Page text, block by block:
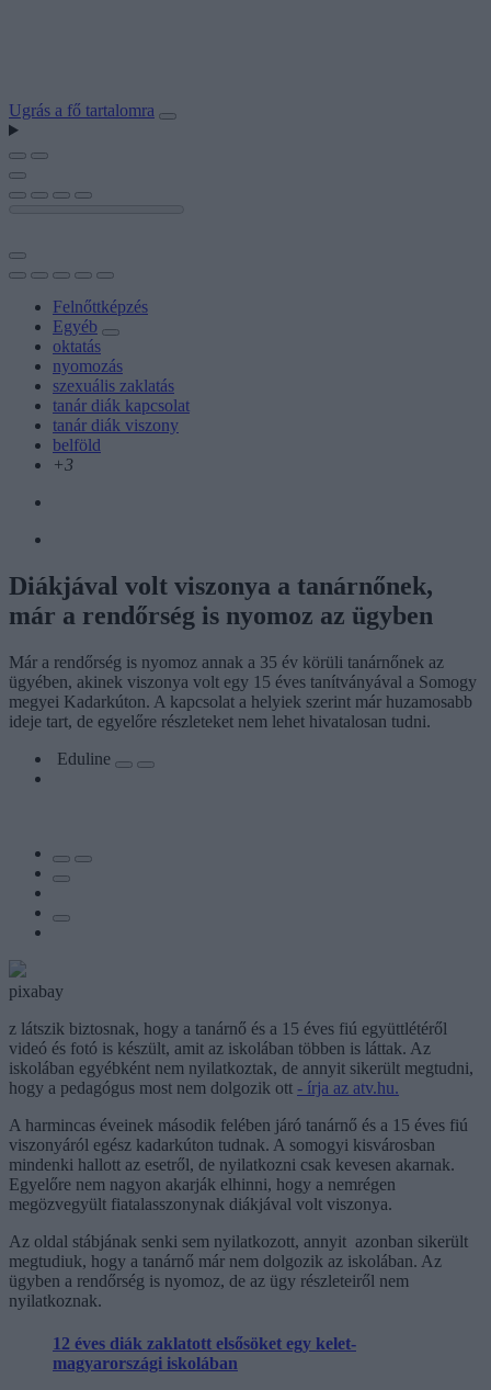
Ugrás a fő tartalomra
Felnőttképzés
Egyéb
oktatás
nyomozás
szexuális zaklatás
tanár diák kapcsolat
tanár diák viszony
belföld
+3
Diákjával volt viszonya a tanárnőnek,
már a rendőrség is nyomoz az ügyben
Már a rendőrség is nyomoz annak a 35 év körüli tanárnőnek az
ügyében, akinek viszonya volt egy 15 éves tanítványával a Somogy
megyei Kadarkúton. A kapcsolat a helyiek szerint már huzamosabb
ideje tart, de egyelőre részleteket nem lehet hivatalosan tudni.
Eduline
pixabay
z látszik biztosnak, hogy a tanárnő és a 15 éves fiú együttlétéről
videó és fotó is készült, amit az iskolában többen is láttak. Az
iskolában egyébként nem nyilatkoztak, de annyit sikerült megtudni,
hogy a pedagógus most nem dolgozik ott - írja az atv.hu.
A harmincas éveinek második felében járó tanárnő és a 15 éves fiú
viszonyáról egész kadarkúton tudnak. A somogyi kisvárosban
mindenki hallott az esetről, de nyilatkozni csak kevesen akarnak.
Egyelőre nem nagyon akarják elhinni, hogy a nemrégen
megözvegyült fiatalasszonynak diákjával volt viszonya.
Az oldal stábjának senki sem nyilatkozott, annyit azonban sikerült
megtudiuk, hogy a tanárnő már nem dolgozik az iskolában. Az
ügyben a rendőrség is nyomoz, de az ügy részleteiről nem
nyilatkoznak.
12 éves diák zaklatott elsősöket egy kelet-
magyarországi iskolában